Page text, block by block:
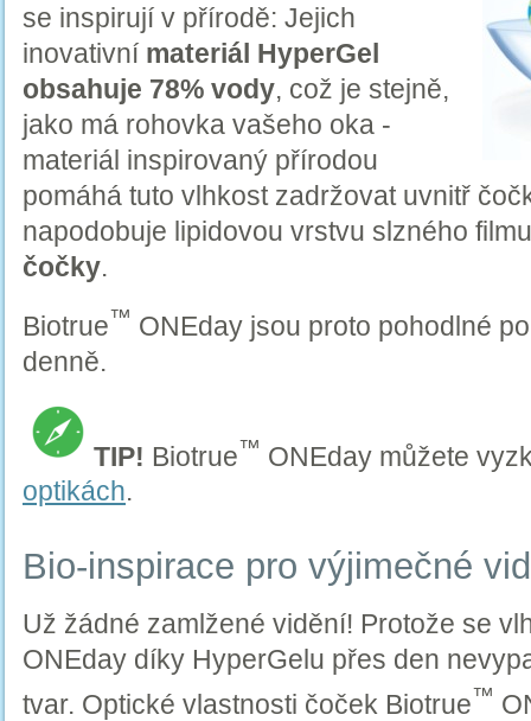
se inspirují v přírodě: Jejich
inovativní materiál HyperGel
obsahuje 78% vody, což je stejně,
jako má rohovka vašeho oka -
materiál inspirovaný přírodou
pomáhá tuto vlhkost zadržovat uvnitř
napodobuje lipidovou vrstvu slzného
čočky.
Biotrue™ ONEday jsou proto pohodlné
denně.
TIP! Biotrue™ ONEday můžete
optikách.
Bio-inspirace pro výjimečné
Už žádné zamlžené vidění! Protože se
ONEday díky HyperGelu přes den
tvar. Optické vlastnosti čoček Biotrue™